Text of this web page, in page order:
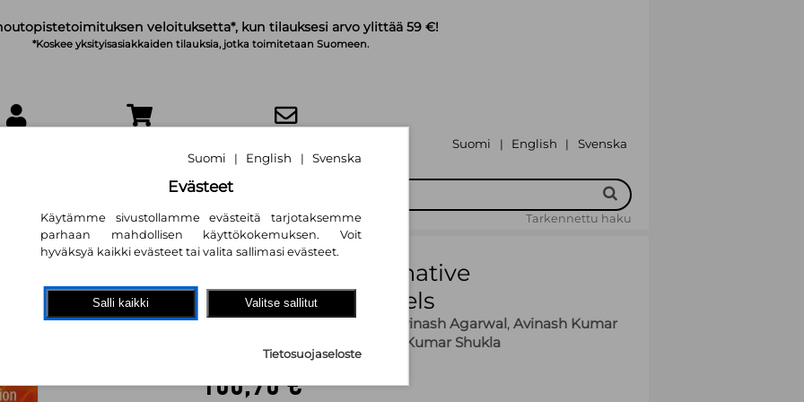
veloituksetta*, kun tilauksesi arvo ylittää 59 €!
*Koskee yksityisasiakkaiden tilauksia, jotka toimitetaan Suomeen.
Suomi | English | Svenska
Tarkennettu haku
Prospects of Alternative
Transportation Fuels
Akhilendra P Singh,Rashmi Avinash Agarwal, Avinash Kumar
Mritunjay Kumar Shukla
100,90 €
Suomi | English | Svenska
Evästeet
Käytämme sivustollamme evästeitä tarjotaksemme
parhaan mahdollisen käyttökokemuksen. Voit
hyväksyä kaikki evästeet tai valita sallimasi evästeet.
Salli kaikki Valitse sallitut
Tietosuojaseloste